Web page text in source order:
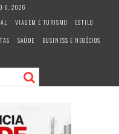
6, 2026
VIAGEM E TURISMO
ESTILO
SAÚDE
BUSINESS E NEGÓCIOS